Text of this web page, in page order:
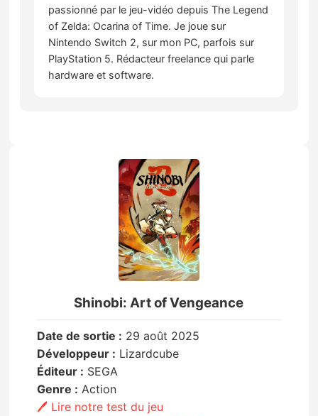
passionné par le jeu-vidéo depuis The Legend
of Zelda: Ocarina of Time. Je joue sur
Nintendo Switch 2, sur mon PC, parfois sur
PlayStation 5. Rédacteur freelance qui parle
hardware et software.
Shinobi: Art of Vengeance
Date de sortie : 29 août 2025
Développeur : Lizardcube
Éditeur : SEGA
Genre : Action
🖊️ Lire notre test du jeu